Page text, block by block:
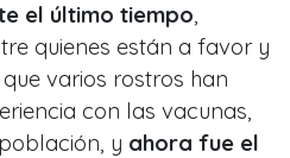
el último tiempo,
quienes están a favor y
varios rostros han
con las vacunas,
y ahora fue el